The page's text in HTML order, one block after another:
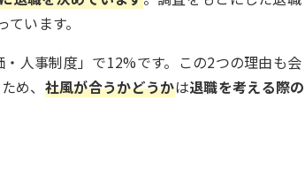
います。
人事制度」で12%です。この2つの理由も会
め、 社風が合うかどうかは退職を考える際の